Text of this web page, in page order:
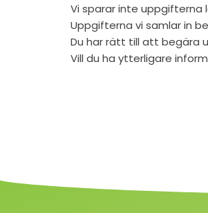
Vi sparar inte uppgifterna
Uppgifterna vi samlar in
Du har rätt till att begära
Vill du ha ytterligare